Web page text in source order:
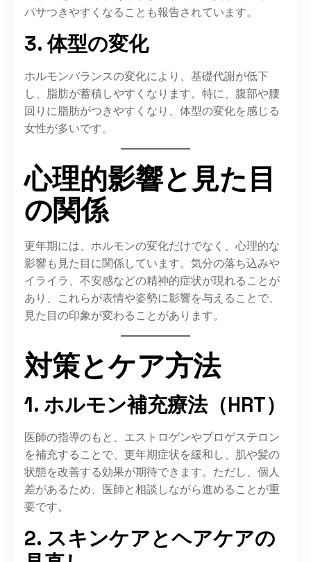
パサつきやすくなることも報告されています。​
3. 体型の変化
ホルモンバランスの変化により、基礎代謝が低下
し、脂肪が蓄積しやすくなります。​特に、腹部や腰
回りに脂肪がつきやすくなり、体型の変化を感じる
女性が多いです。​
心理的影響と見た目
の関係
更年期には、ホルモンの変化だけでなく、心理的な
影響も見た目に関係しています。​気分の落ち込みや
イライラ、不安感などの精神的症状が現れることが
あり、これらが表情や姿勢に影響を与えることで、
見た目の印象が変わることがあります。​
対策とケア方法
1. ホルモン補充療法（HRT）
医師の指導のもと、エストロゲンやプロゲステロン
を補充することで、更年期症状を緩和し、肌や髪の
状態を改善する効果が期待できます。​ただし、個人
差があるため、医師と相談しながら進めることが重
要です。​
2. スキンケアとヘアケアの